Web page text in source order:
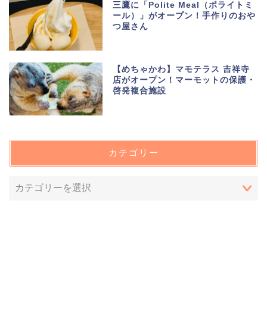
三鷹に「Polite Meal（ポライトミ
ール）」がオープン！手作りのおや
つ屋さん
【めちゃかわ】マモテラス 吉祥寺
店がオープン！マーモットの保護・
啓発複合施設
カテゴリー